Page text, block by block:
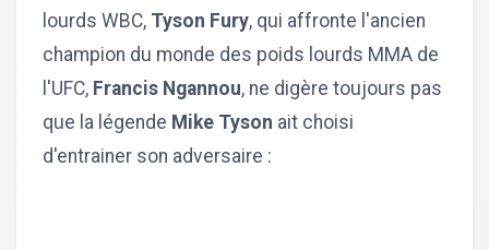
lourds WBC, Tyson Fury, qui affronte l'ancien
champion du monde des poids lourds MMA de
l'UFC, Francis Ngannou, ne digère toujours pas
que la légende Mike Tyson ait choisi
d'entrainer son adversaire :